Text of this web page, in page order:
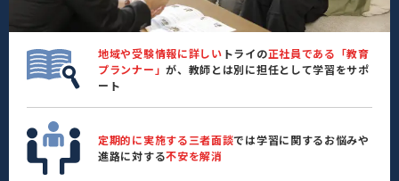
地域や受験情報に詳しい トライの正社員である「教育
プランナー」が、教師とは別に担任として学習をサポ
ート
定期的に実施する三者面談では学習に関するお悩みや
進路に対する不安を解消